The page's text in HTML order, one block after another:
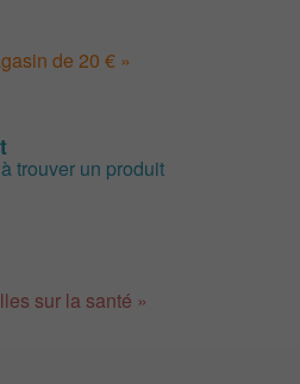
de 20 € »
trouver un produit
sur la santé »